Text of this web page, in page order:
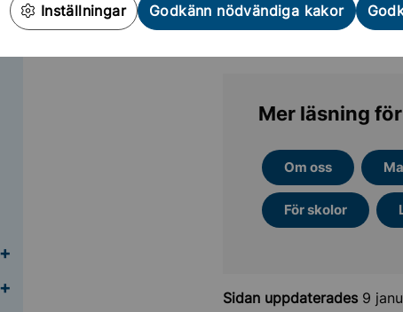
Inställningar Godkänn nödvändiga kakor
Undermeny för Stödfunktioner
Undermeny för Tilläggsbelopp
Makerzone - egen
Mer läsning
Om oss
För skolor
Sidan uppdaterades 9